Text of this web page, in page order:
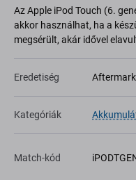
Az Apple iPod Touch (6.
akkor használhat, ha a
megsérült, akár idővel
Eredetiség
Kategóriák
Match-kód